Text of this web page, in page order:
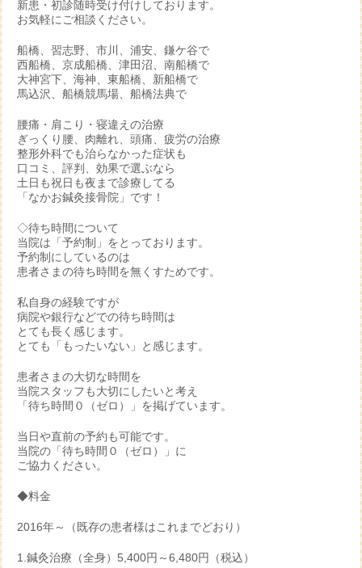
新患・初診随時受け付けしております。
お気軽にご相談ください。
船橋、習志野、市川、浦安、鎌ケ谷で
西船橋、京成船橋、津田沼、南船橋で
大神宮下、海神、東船橋、新船橋で
馬込沢、船橋競馬場、船橋法典で
腰痛・肩こり・寝違えの治療
ぎっくり腰、肉離れ、頭痛、疲労の治療
整形外科でも治らなかった症状も
口コミ、評判、効果で選ぶなら
土日も祝日も夜まで診療してる
「なかお鍼灸接骨院」です！
◇待ち時間について
当院は「予約制」をとっております。
予約制にしているのは
患者さまの待ち時間を無くすためです。
私自身の経験ですが
病院や銀行などでの待ち時間は
とても長く感じます。
とても「もったいない」と感じます。
患者さまの大切な時間を
当院スタッフも大切にしたいと考え
「待ち時間０（ゼロ）」を掲げています。
当日や直前の予約も可能です。
当院の「待ち時間０（ゼロ）」に
ご協力ください。
◆料金
2016年～（既存の患者様はこれまでどおり）
1.鍼灸治療（全身）5,400円～6,480円（税込）